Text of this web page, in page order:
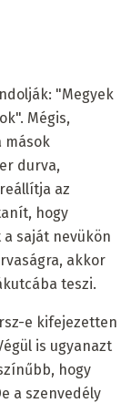
"Megyek
Mégis,
mások
durva,
az
hogy
saját nevükön
akkor
teszi.
e kifejezetten
is ugyanazt
hogy
a szenvedély